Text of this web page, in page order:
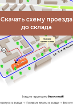
Скачать схему проезда
до склада